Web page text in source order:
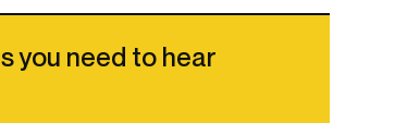
you need to hear